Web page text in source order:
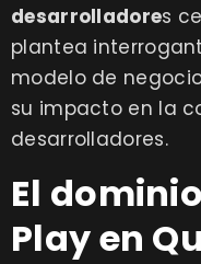
desarrolladores
plantea
modelo de
su impacto en la
desarrolladores.
El
Play en